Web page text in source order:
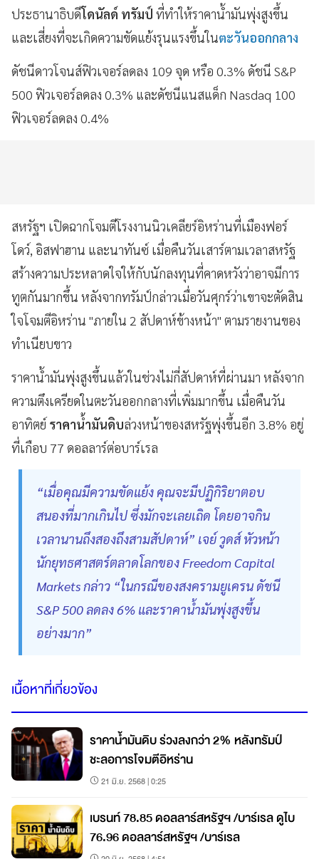
ประธานาธิบดีโดนัลด์ ทรัมป์ ที่ทำให้ราคาน้ำมันพุ่งสูงขึ้น
และเสี่ยงที่จะเกิดความขัดแย้งรุนแรงขึ้นในตะวันออกกลาง
ดัชนีดาวโจนส์ฟิวเจอร์ลดลง 109 จุด หรือ 0.3% ดัชนี S&P
500 ฟิวเจอร์ลดลง 0.3% และดัชนีแนสแด็ก Nasdaq 100
ฟิวเจอร์ลดลง 0.4%
สหรัฐฯ เปิดฉากโจมตีโรงงานนิวเคลียร์อิหร่านที่เมืองฟอร์
โดว์, อิสฟาฮาน และนาทันซ์ เมื่อคืนวันเสาร์ตามเวลาสหรัฐ
สร้างความประหลาดใจให้กับนักลงทุนที่คาดหวังว่าอาจมีการ
ทูตกันมากขึ้น หลังจากทรัมป์กล่าวเมื่อวันศุกร์ว่าเขาจะตัดสิน
ใจโจมตีอิหร่าน "ภายใน 2 สัปดาห์ข้างหน้า" ตามรายงานของ
ทำเนียบขาว
ราคาน้ำมันพุ่งสูงขึ้นแล้วในช่วงไม่กี่สัปดาห์ที่ผ่านมา หลังจาก
ความตึงเครียดในตะวันออกกลางที่เพิ่มมากขึ้น เมื่อคืนวัน
อาทิตย์ ราคาน้ำมันดิบล่วงหน้าของสหรัฐพุ่งขึ้นอีก 3.8% อยู่
ที่เกือบ 77 ดอลลาร์ต่อบาร์เรล
“เมื่อคุณมีความขัดแย้ง คุณจะมีปฏิกิริยาตอบ
สนองที่มากเกินไป ซึ่งมักจะเลยเถิด โดยอาจกิน
เวลานานถึงสองถึงสามสัปดาห์” เจย์ วูดส์ หัวหน้า
นักยุทธศาสตร์ตลาดโลกของ Freedom Capital
Markets กล่าว “ในกรณีของสงครามยูเครน ดัชนี
S&P 500 ลดลง 6% และราคาน้ำมันพุ่งสูงขึ้น
อย่างมาก”
เนื้อหาที่เกี่ยวข้อง
ราคาน้ำมันดิบ ร่วงลงกว่า 2% หลังทรัมป์
ชะลอการโจมตีอิหร่าน
21 มิ.ย. 2568 | 0:25
เบรนท์ 78.85 ดอลลาร์สหรัฐฯ /บาร์เรล ดูไบ
76.96 ดอลลาร์สหรัฐฯ /บาร์เรล